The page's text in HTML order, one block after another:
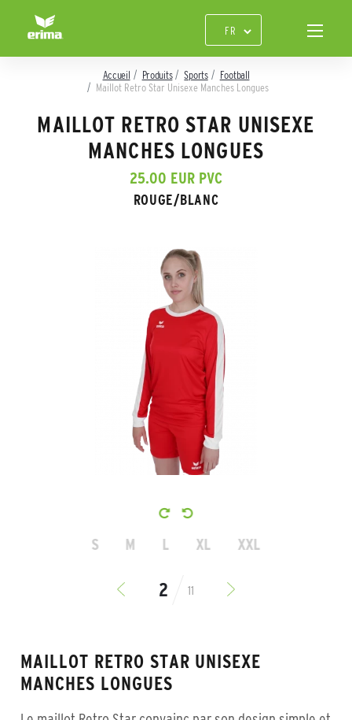
Accueil Produits Sports
Football
Maillot Retro Star Unisexe Manches Longues
MAILLOT RETRO STAR UNISEXE
MANCHES LONGUES
25.00 EUR PVC
ROUGE/BLANC
S M L XL XXL
11
MAILLOT RETRO STAR UNISEXE
MANCHES LONGUES